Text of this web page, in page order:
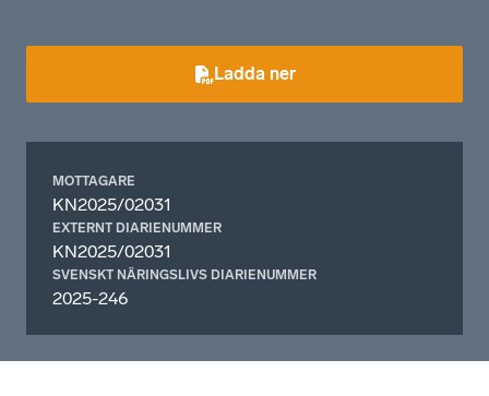
Ladda ner
MOTTAGARE
KN2025/02031
EXTERNT DIARIENUMMER
KN2025/02031
SVENSKT NÄRINGSLIVS DIARIENUMMER
2025-246